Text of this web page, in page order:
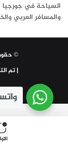
السياحة في
والمسافر العربي
© حقوق النشر
| تم